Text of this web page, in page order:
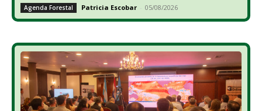
Agenda Forestal Patricia Escobar - 05/08/2026